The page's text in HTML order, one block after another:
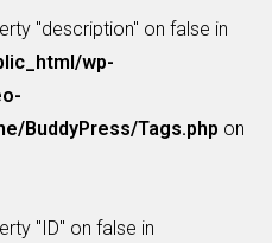
"description" on false in
wp-
BuddyPress/Tags.php on
"ID" on false in